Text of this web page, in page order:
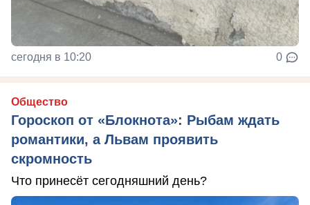
сегодня в 10:20 0
Общество
Гороскоп от «Блокнота»: Рыбам ждать
романтики, а Львам проявить
скромность
Что принесёт сегодняшний день?